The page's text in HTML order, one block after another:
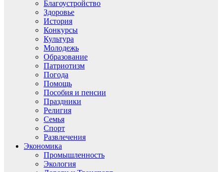
Благоустройство
Здоровье
История
Конкурсы
Культура
Молодежь
Образование
Патриотизм
Погода
Помощь
Пособия и пенсии
Праздники
Религия
Семья
Спорт
Развлечения
Экономика
Промышленность
Экология